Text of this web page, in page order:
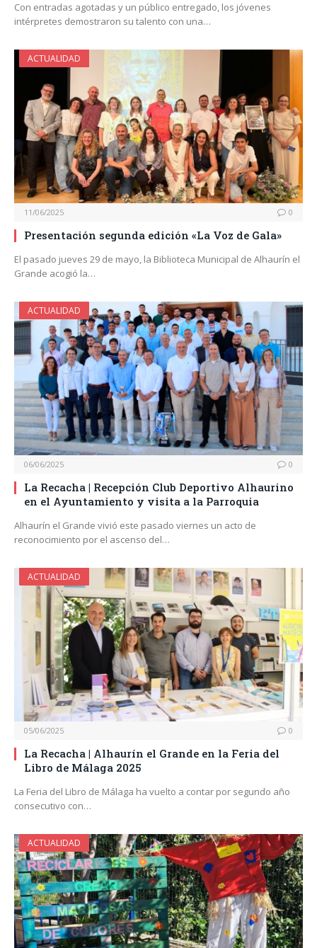
Con entradas agotadas y un público entregado, los jóvenes
intérpretes demostraron su talento con una…
ACTUALIDAD
11/06/2025 0
Presentación segunda edición «La Voz de Gala»
El pasado jueves 29 de mayo, la Biblioteca Municipal de Alhaurín el
Grande acogió la…
ACTUALIDAD
06/06/2025 0
La Recacha | Recepción Club Deportivo Alhaurino
en el Ayuntamiento y visita a la Parroquia
Alhaurín el Grande vivió este pasado viernes un acto de
reconocimiento por el ascenso del…
ACTUALIDAD
05/06/2025 0
La Recacha | Alhaurín el Grande en la Feria del
Libro de Málaga 2025
La Feria del Libro de Málaga ha vuelto a contar por segundo año
consecutivo con…
ACTUALIDAD